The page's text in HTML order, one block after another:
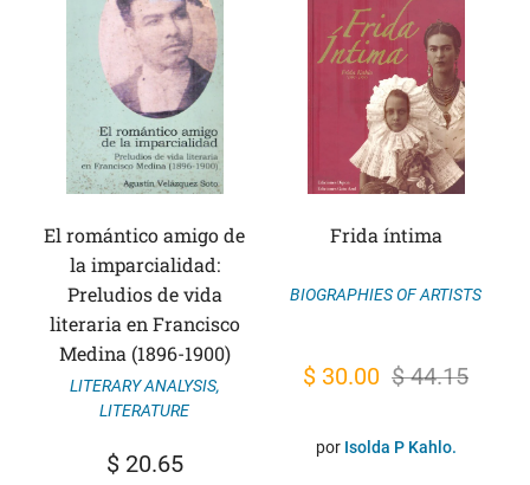
El romántico amigo de
la imparcialidad:
Preludios de vida
literaria en Francisco
Medina (1896-1900)
LITERARY ANALYSIS,
LITERATURE
$20.65
Frida íntima
BIOGRAPHIES OF ARTISTS
$44.15
Original
was:
$ 30.00 Current
is:
por Isolda P Kahlo.